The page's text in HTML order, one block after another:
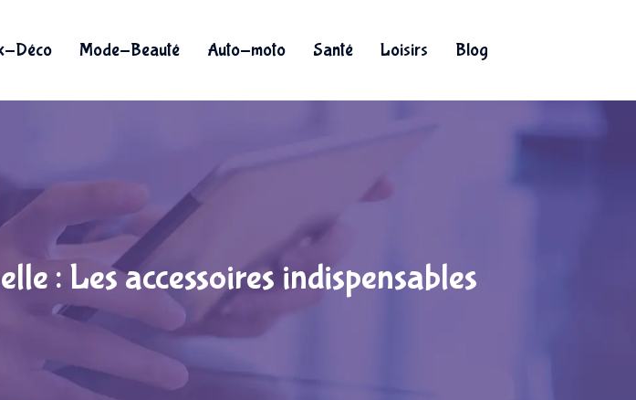
Déco Mode-Beauté Auto-moto Santé Loisirs Blog
: Les accessoires indispensables